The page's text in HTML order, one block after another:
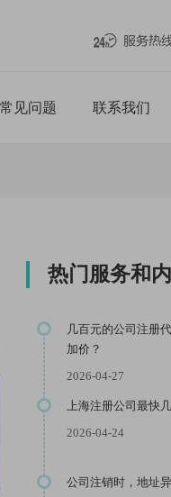
常见问题 联系我们
热门服务和
几百元的公司注册
加价？
2026-04-27
上海注册公司最快
2026-04-24
公司注销时，地址